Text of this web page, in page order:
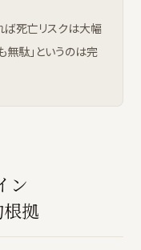
ば死亡リスクは大幅
無駄」というのは完
ン
拠